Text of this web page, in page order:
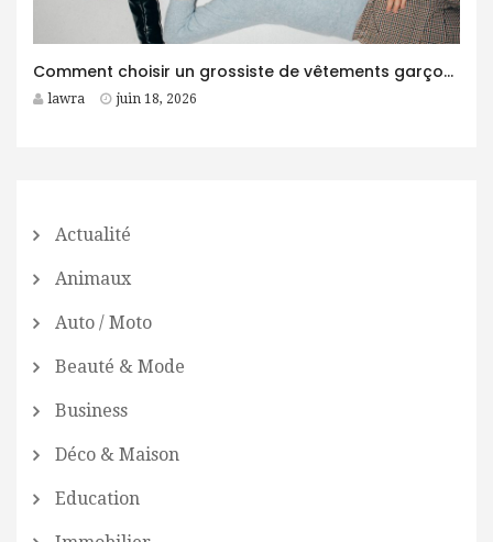
Comment choisir un grossiste de vêtements garçon fiable pour son business ?
lawra juin 18, 2026
Actualité
Animaux
Auto / Moto
Beauté & Mode
Business
Déco & Maison
Education